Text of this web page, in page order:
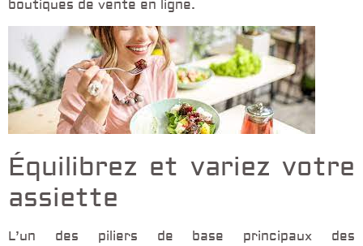
boutiques de vente en ligne.
Équilibrez et variez votre
assiette
L’un des piliers de base principaux des